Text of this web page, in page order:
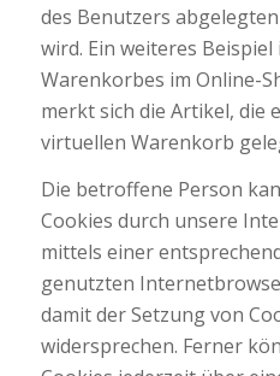
des Benutzers
wird. Ein weiteres Beispiel
Warenkorbes im Online-
merkt sich die Artikel, die
virtuellen Warenkorb
Die betroffene Person
Cookies durch unsere
mittels einer
genutzten
damit der Setzung von
widersprechen. Ferner